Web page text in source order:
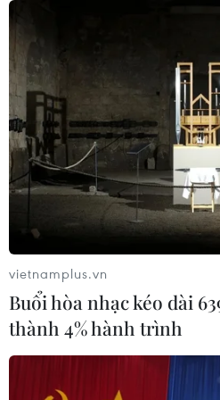
Cập có liên quan đến xung
Trung Đông
30/07/2026 07:38
Cháy lớn chưa rõ nguyên
cảng Damietta của Ai Cập
30/07/2026 00:58
Việt Nam-Burundi thúc đẩy
giữa hai Đảng và trên nhiều
29/07/2026 11:02
Phố Main ở Johannesburg:
vietnamplus.vn
Buổi hòa nhạc kéo dài
thành 4% hành trình